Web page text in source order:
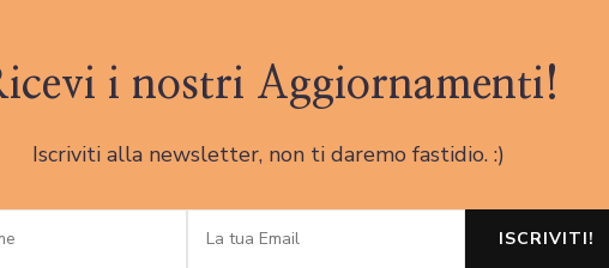
i nostri Aggiornamenti!
Iscriviti alla newsletter, non ti daremo fastidio. :)